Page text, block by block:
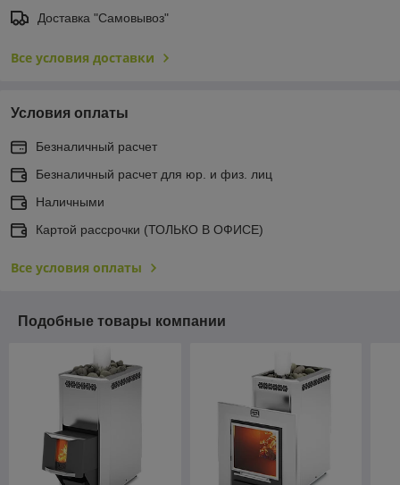
Доставка "Самовывоз"
Все условия доставки
Условия оплаты
Безналичный расчет
Безналичный расчет для юр. и физ. лиц
Наличными
Картой рассрочки (ТОЛЬКО В ОФИСЕ)
Все условия оплаты
Подобные товары компании